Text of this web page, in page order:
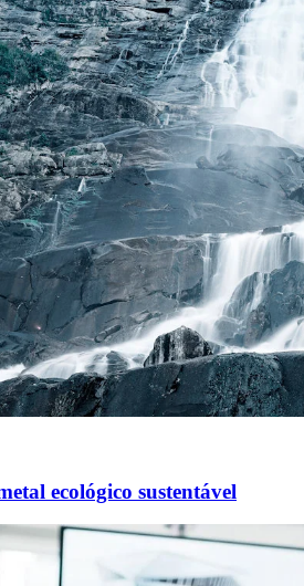
ecológico sustentável